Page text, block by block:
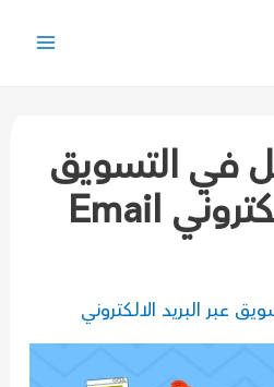
في التسويق
عبر البريد الالكتروني Email
عبر البريد الالكتروني